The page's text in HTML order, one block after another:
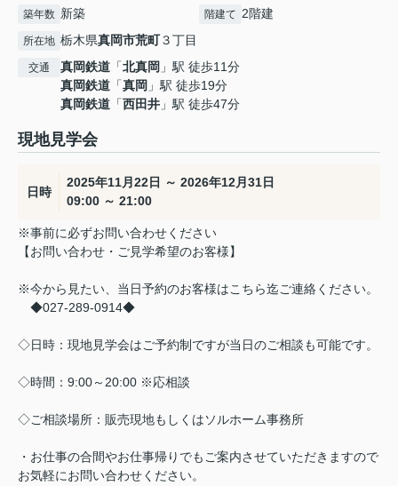
築年数 新築 階建て 2階建
所在地 栃木県真岡市荒町３丁目
交通 真岡鉄道 「北真岡 」駅 徒歩11分
真岡鉄道 「真岡 」駅 徒歩19分
真岡鉄道 「西田井 」駅 徒歩47分
現地見学会
日時
2025年11月22日 ～ 2026年12月31日
09:00 ～ 21:00
※事前に必ずお問い合わせください
【お問い合わせ・ご見学希望のお客様】
※今から見たい、当日予約のお客様はこちら迄ご連絡ください。
◆027-289-0914◆
◇日時：現地見学会はご予約制ですが当日のご相談も可能です。
◇時間：9:00～20:00 ※応相談
◇ご相談場所：販売現地もしくはソルホーム事務所
・お仕事の合間やお仕事帰りでもご案内させていただきますので
お気軽にお問い合わせください。